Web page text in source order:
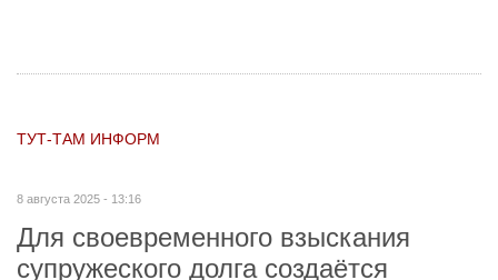
ТУТ-ТАМ ИНФОРМ
8 августа 2025 - 13:16
Для своевременного взыскания
супружеского долга создаётся